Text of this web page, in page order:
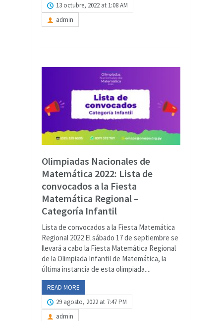
13 octubre, 2022 at 1:08 AM
admin
Olimpiadas Nacionales de
Matemática 2022: Lista de
convocados a la Fiesta
Matemática Regional –
Categoría Infantil
Lista de convocados a la Fiesta Matemática
Regional 2022 El sábado 17 de septiembre se
llevará a cabo la Fiesta Matemática Regional
de la Olimpiada Infantil de Matemática, la
última instancia de esta olimpiada....
READ MORE
29 agosto, 2022 at 7:47 PM
admin